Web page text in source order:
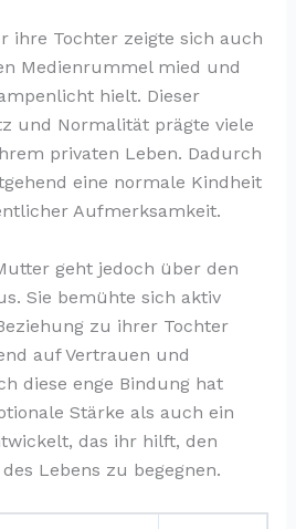
ihre Tochter zeigte sich auch
Medienrummel mied und
hielt. Dieser
und Normalität prägte viele
privaten Leben. Dadurch
eine normale Kindheit
Aufmerksamkeit.
geht jedoch über den
Sie bemühte sich aktiv
zu ihrer Tochter
auf Vertrauen und
diese enge Bindung hat
Stärke als auch ein
das ihr hilft, den
des Lebens zu begegnen.